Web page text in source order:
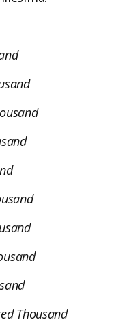
Thousand